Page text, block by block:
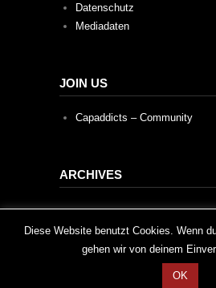
Datenschutz
Mediadaten
JOIN US
Capaddicts – Community
ARCHIVES
Archives
This website uses cookies to
assume you're ok with this, but you
Cookie settings
Diese Website benutzt Cookies. Wenn
gehen wir von deinem
OK